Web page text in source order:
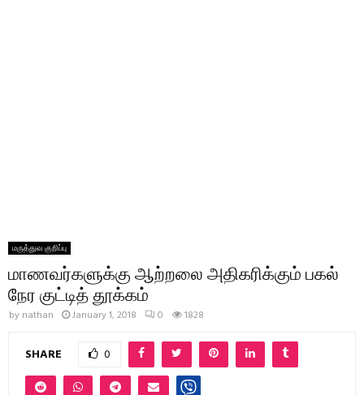
மருத்துவ குறிப்பு
மாணவர்களுக்கு ஆற்றலை அதிகரிக்கும் பகல்
நேர குட்டித் தூக்கம்
by nathan January 1, 2018 0 1828
SHARE 0